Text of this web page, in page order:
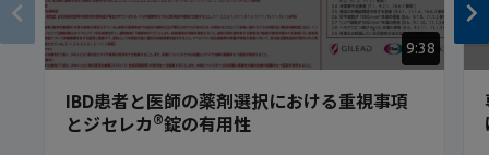
9:38
IBD患者と医師の薬剤選択における重視事項
とジセレカ ®錠の有用性